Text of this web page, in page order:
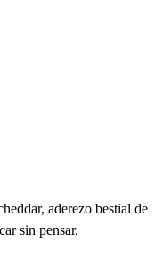
aderezo bestial de
sin pensar.